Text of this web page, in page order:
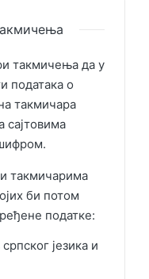
такмичења да у
података о
такмичара
сајтовима
такмичарима
би потом
податке:
језика и